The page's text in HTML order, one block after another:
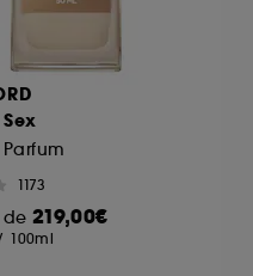
1173
de 219,00€
100ml